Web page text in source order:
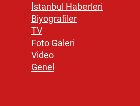
İstanbul Haberleri
Biyografiler
TV
Foto Galeri
Video
Genel